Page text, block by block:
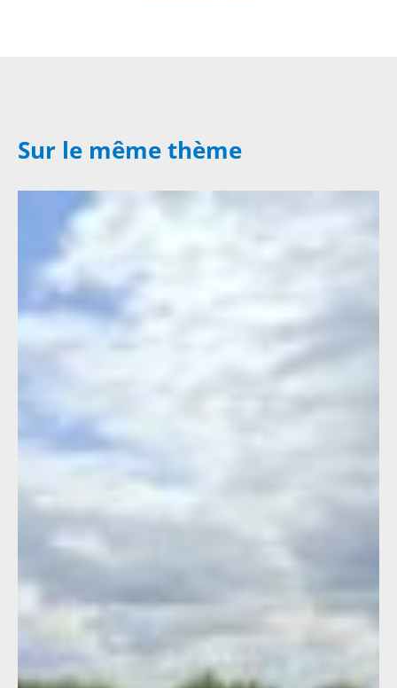
Sur le même thème